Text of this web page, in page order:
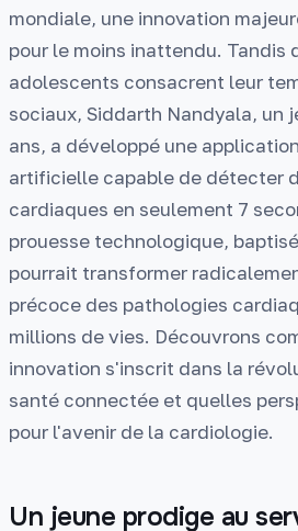
mondiale, une innovation
pour le moins inattendu. Tandis
adolescents consacrent leur
sociaux, Siddarth Nandyala, un
ans, a développé une
artificielle capable de détecter
cardiaques en seulement 7
prouesse technologique,
pourrait transformer
précoce des pathologies
millions de vies. Découvrons
innovation s'inscrit dans la
santé connectée et quelles
pour l'avenir de la cardiologie.
Un jeune prodige au